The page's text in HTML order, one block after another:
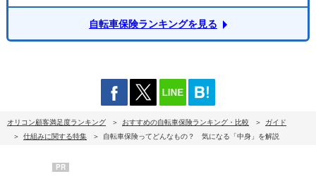
自転車保険ランキングを見る
オリコン顧客満足度ランキング おすすめの自転車保険ランキング・比較
ガイド
仕組みに関する特集
自転車保険ってどんなもの？ 気になる「中身」を解説
PR